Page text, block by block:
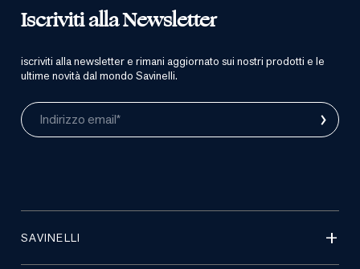
Iscriviti alla Newsletter
iscriviti alla newsletter e rimani aggiornato sui nostri prodotti e le
ultime novità dal mondo Savinelli.
Indirizzo email* ›
SAVINELLI